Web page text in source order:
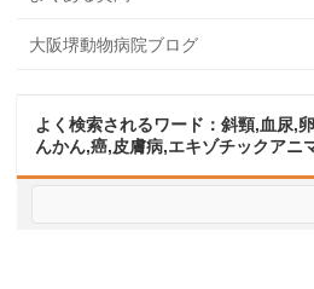
大阪堺動物病院ブログ
よく検索されるワード：斜頸,血尿,
んかん,癌,皮膚病,エキゾチックアニ